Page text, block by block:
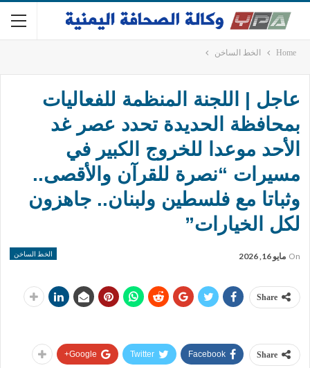
Home الخط الساخن
عاجل | اللجنة المنظمة للفعاليات
بمحافظة الحديدة تحدد عصر غد
الأحد موعدا للخروج الكبير في
مسيرات “نصرة للقرآن والأقصى..
وثباتا مع فلسطين ولبنان.. جاهزون
لكل الخيارات”
الخط الساخن On مايو 16, 2026
Share
Share
Facebook
Twitter
Google+